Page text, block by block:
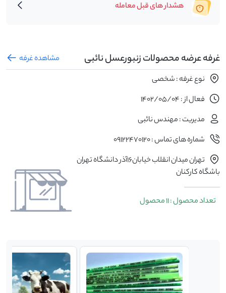
هشدار های قبل معامله
غرفه عرضه محصولات زنبورعسل نائبی
مشاهده غرفه
نوع غرفه : شخصی
فعال از : 1402/05/04
مدیریت : مهندس نائبی
شماره های تماس : 09122470120
تهران میدان انقلاب خیابان16آذر دانشگاه تهران
باشگاه کارکنان
تعداد محصول : 11 محصول